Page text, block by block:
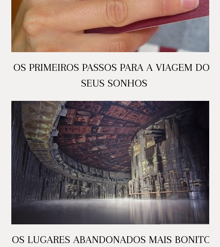
OS PRIMEIROS PASSOS PARA A VIAGEM DOS
SEUS SONHOS
OS LUGARES ABANDONADOS MAIS BONITOS